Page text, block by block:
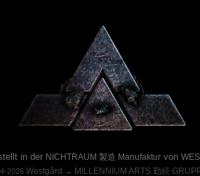
in der NICHTRAUM 製造 Manufaktur von
2026 Westgård → MILLENNIUM ARTS 勤続
Powered By :